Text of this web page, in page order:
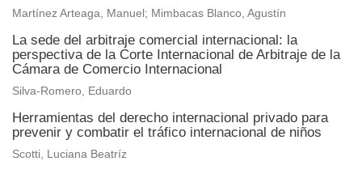
Martínez Arteaga, Manuel; Mimbacas Blanco, Agustín
La sede del arbitraje comercial internacional: la
perspectiva de la Corte Internacional de Arbitraje de la
Cámara de Comercio Internacional
Silva-Romero, Eduardo
Herramientas del derecho internacional privado para
prevenir y combatir el tráfico internacional de niños
Scotti, Luciana Beatríz